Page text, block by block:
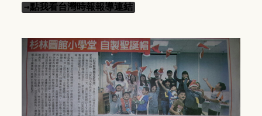
→點我看台灣時報報導連結